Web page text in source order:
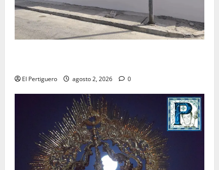
El Pertiguero agosto 2, 2026 0